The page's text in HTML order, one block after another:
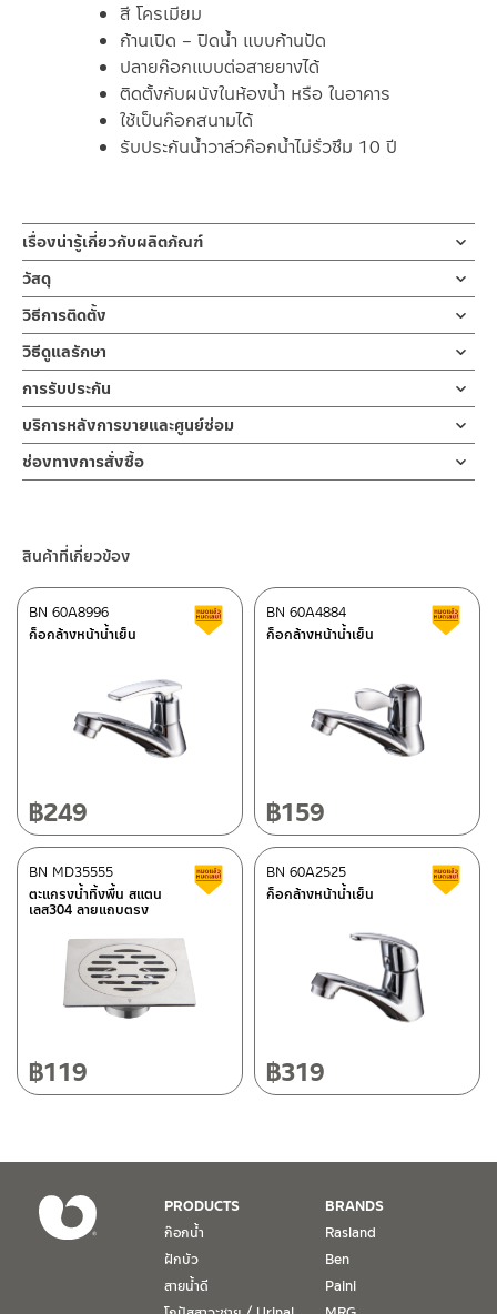
สี โครเมียม
ก้านเปิด – ปิดน้ำ แบบก้านปัด
ปลายก๊อกแบบต่อสายยางได้
ติดตั้งกับผนังในห้องน้ำ หรือ ในอาคาร
ใช้เป็นก๊อกสนามได้
รับประกันน้ำวาล์วก๊อกน้ำไม่รั่วซึม 10 ปี
เรื่องน่ารู้เกี่ยวกับผลิตภัณฑ์
ก๊อกเดี่ยวติดผนังคอสั้น โครเมียม BN A126-A3377
สำหรับติดตั้งกับผนังในห้องน้ำ หรือ ในอาคาร ก๊อกคอสั้น ก็อกสนาม
แบบมีข้อต่อสายยาง วัสดุ ซิงค์ สี โครเมียมเงางาม
แข็งแรง ก้านเปิด-ปิดน้ำออกแบบมือจับแบบก้านปัด ง่ายต่อการปล่อย
สายน้ำชำระล้าง ทำความสะอาด ทั้งยังสามารถ
ติดตั้งได้ทั้งภายในห้องน้ำและภายในอาคาร บริเวณซักล้าง ปากก๊อก
สำหรับต่อสายยาง เพื่อเพิ่มประโยชน์การใช้งานอาทิ
การรดน้ำต้นไม้ในสวนหรือล้างรถ เป็นต้น เพื่อเป็นการยืนยันความคงทน
ของวาล์วน้ำ รับประกันน้ำวาล์วไม่รั่วซึม 10 ปี
วัสดุ
วัสดุ ซิงค์
วิธีการติดตั้ง
ข้อแนะนำในการติดตั้ง
ฝักบัว และ ชุดสายฉีดชำระ
สำหรับการติดตั้งใหม่ ให้ไล่ฝุ่น เศษทราย เศษท่อ ออกจากท่อน้ำก่อนติด
ตั้งสินค้า โดยปล่อยน้ำให้ไหลออกจากท่อนาน 1 นาที
เพื่อให้แรงน้ำพัดพาเศษละอองต่างๆ ออกจากท่อน้ำ มิเช่นนั้นสิ่งสกปรก
จะเข้าไปภายในสินค้าและสร้างความเสียหายได้
หากตรวจพบเศษละอองต่างๆในสินค้า จะไม่อยู่ในเงื่อนไขการรับประกัน
วิธีดูแลรักษา
คำแนะนำในการดูแลรักษาผลิตภัณฑ์
1. ไม่ทำสินค้าให้เกิดความเสียหายอื่น ๆ นอกจากการใช้งานปกติ เช่นไม่
ทำตก ไม่งัดหรือโยกสินค้าแรงๆ
2. ทำความสะอาดสินค้าโดยการใช้ผ้านุ่มๆชุบน้ำหมาดๆแล้วเช็ดให้แห้ง
3. ห้ามใช้สารเคมีที่มีฤทธิ์เป็นกรด ในการทำความสะอาด เนื่องจากผิว
บนตัวสินค้า ซึ่งจะสร้างความเสียหายให้เกิดขึ้นกับผิวของสินค้าได้
การรับประกัน
รับประกันไส้วาล์วก๊อก ไม่รั่วซึม 10 ปี
บริการหลังการขายและศูนย์ซ่อม
ช่องทางออนไลน์
– Email: contact@charnpaiboon.com
ศูนย์บริการและอะไหล่ กรุงเทพฯ
662/61-62 ถนน พระราม3 แขวงบางโพงพาง เขตยานนาวา กรุงเทพฯ
โทร: 02-358-0080 / 080-075-8668 / 091-545-0556
ศูนย์บริการและอะไหล่ เชียงใหม่
118/33 โครงการอรสิริน ม.8 ต.สันปูเลย อ.ดอยสะเก็ด เชียงใหม่
โทร: 080-075-2626
วันจันทร์ – วันศุกร์ เวลา 8:30-17:30 น.
วันเสาร์ เวลา 8:30-15:00 น.
1. การรับประกัน จะต้องมีหลักฐานการซื้อ หรือ ใบเสร็จ โดยทางบริษัทฯ
ขอตรวจสอบโดยนับวันซื้อขายเป็นสำคัญ ทางบริษัทฯ ไม่สามารถให้
เงื่อนไขการรับประกันสินค้าได้ หากไม่มีเอกสารดังกล่าว
ช่องทางการสั่งซื้อ
– Shopee
–Lazada
–ซื้อสินค้าชิ้นนี้บน Shopee>> คลิกที่นี่<<
ติดต่อพนักงานขาย / Contact Sales Staff
โทร: 02-285-5795
@charnpaiboon.sales
ติดต่อ ชาญไพบูลย์ / Contact Us
สินค้าที่เกี่ยวข้อง
ก็อกล้างหน้าน้ำเย็น
BN 60A8996 สินค้าลดราคา เคลียร์สต็อก
฿249
ก็อกล้างหน้าน้ำเย็น
BN 60A4884
฿159
ตะแกรงน้ำทิ้งพื้น สแตน
เลส304 ลายแถบตรง
BN MD35555 สินค้าลดราคา เคลียร์สต็อก
฿119
ก็อกล้างหน้าน้ำเย็น
BN 60A2525
฿319
PRODUCTS
ก๊อกน้ำ
ฝักบัว
สายน้ำดี
BRANDS
Rasland
Ben
Paini